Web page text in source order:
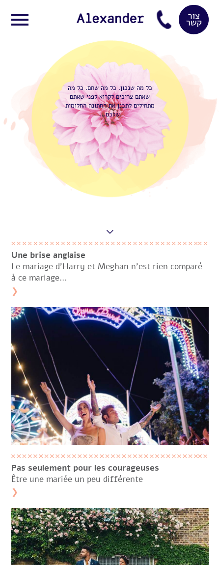
כל מה שנכון. כל מה שחם. כל מה
שאתם צריכים לקרוא לפני שאתם
מתחילים לתכנן את החתונה החלומית
שלכם…
Une brise anglaise
Le mariage d’Harry et Meghan n’est rien comparé
à ce mariage…
❯
Pas seulement pour les courageuses
Être une mariée un peu différente
❯